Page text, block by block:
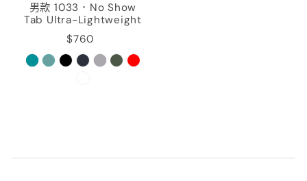
男款 1033．No Show
Tab Ultra-Lightweight
$760